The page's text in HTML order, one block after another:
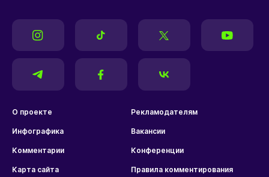
О проекте Рекламодателям
Инфографика Вакансии
Комментарии Конференции
Карта сайта Правила комментирования